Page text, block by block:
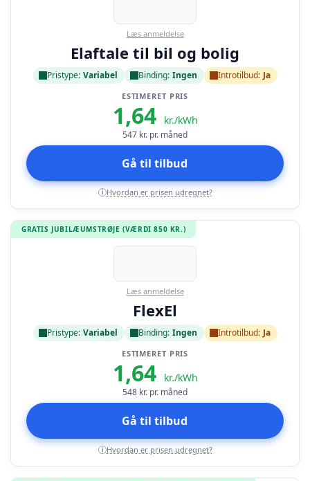
Læs anmeldelse
Elaftale til bil og bolig
Pristype: Variabel Binding: Ingen Introtilbud: Ja
ESTIMERET PRIS
1,64 kr./kWh
547 kr. pr. måned
Gå til tilbud
i Hvordan er prisen udregnet?
GRATIS JUBILÆUMSTRØJE (VÆRDI 850 KR.)
Læs anmeldelse
FlexEl
Pristype: Variabel Binding: Ingen Introtilbud: Ja
ESTIMERET PRIS
1,64 kr./kWh
548 kr. pr. måned
Gå til tilbud
i Hvordan er prisen udregnet?